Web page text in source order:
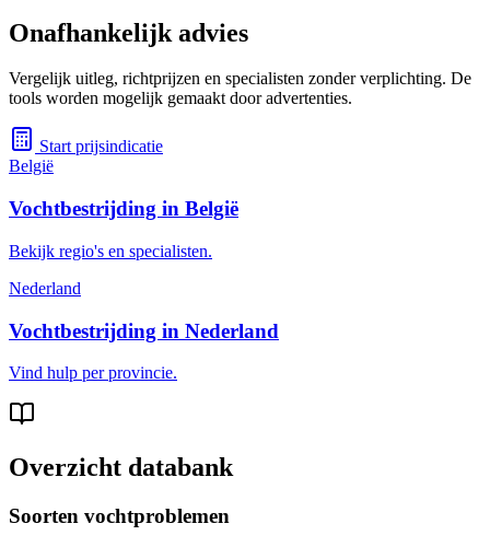
Onafhankelijk advies
Vergelijk uitleg, richtprijzen en specialisten zonder verplichting. De
tools worden mogelijk gemaakt door advertenties.
Start prijsindicatie
België
Vochtbestrijding in België
Bekijk regio's en specialisten.
Nederland
Vochtbestrijding in Nederland
Vind hulp per provincie.
Overzicht databank
Soorten vochtproblemen